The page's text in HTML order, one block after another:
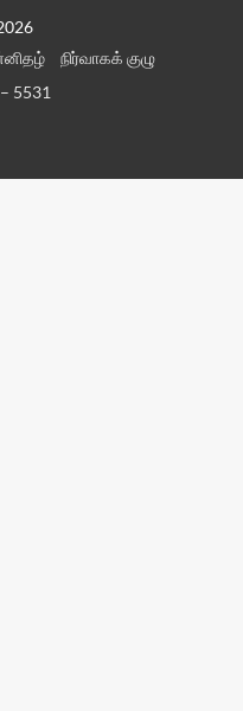
நிர்வாகக் குழு
5531